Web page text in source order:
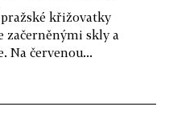
křižovatky
skly a
Na červenou...